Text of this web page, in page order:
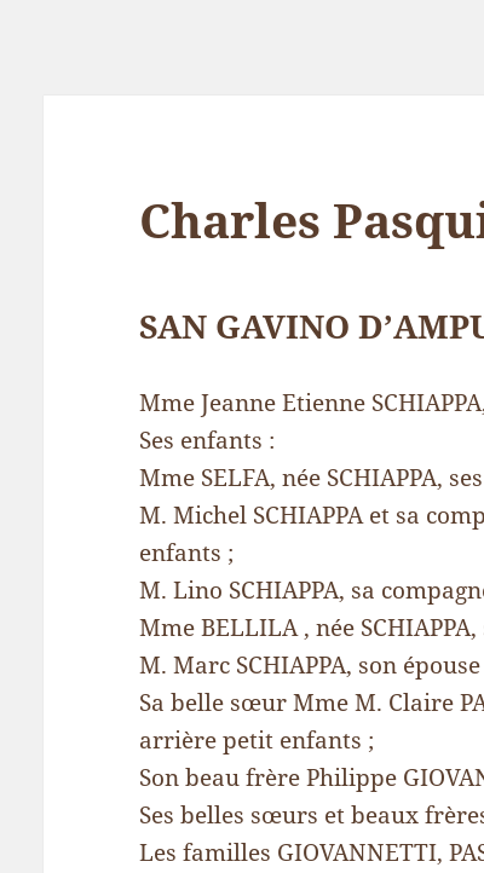
Charles
SAN GAVINO
Mme Jeanne Etienne
Ses enfants :
Mme SELFA, née SCHIAPPA,
M. Michel SCHIAPPA et sa
enfants ;
M. Lino SCHIAPPA, sa
Mme BELLILA , née
M. Marc SCHIAPPA, son
Sa belle sœur Mme M. Claire
arrière petit enfants ;
Son beau frère Philippe
Ses belles sœurs et beaux
Les familles GIOVANNETTI,